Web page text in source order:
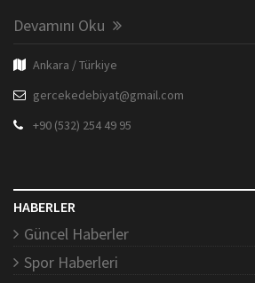
Devamını Oku
Ankara / Türkiye
gercekedebiyat@gmail.com
+90 (532) 254 49 95
HABERLER
Güncel Haberler
Spor Haberleri